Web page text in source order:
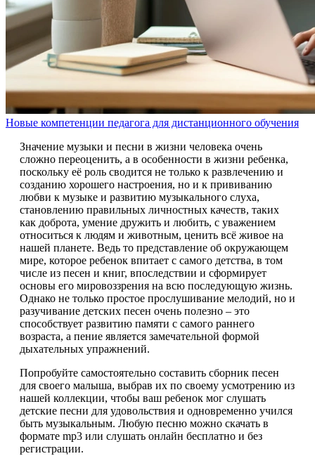
Новые компетенции педагога для дистанционного обучения
Значение музыки и песни в жизни человека очень
сложно переоценить, а в особенности в жизни ребенка,
поскольку её роль сводится не только к развлечению и
созданию хорошего настроения, но и к прививанию
любви к музыке и развитию музыкального слуха,
становлению правильных личностных качеств, таких
как доброта, умение дружить и любить, с уважением
относиться к людям и животным, ценить всё живое на
нашей планете. Ведь то представление об окружающем
мире, которое ребенок впитает с самого детства, в том
числе из песен и книг, впоследствии и сформирует
основы его мировоззрения на всю последующую жизнь.
Однако не только простое прослушивание мелодий, но и
разучивание детских песен очень полезно – это
способствует развитию памяти с самого раннего
возраста, а пение является замечательной формой
дыхательных упражнений.
Попробуйте самостоятельно составить сборник песен
для своего малыша, выбрав их по своему усмотрению из
нашей коллекции, чтобы ваш ребенок мог слушать
детские песни для удовольствия и одновременно учился
быть музыкальным. Любую песню можно скачать в
формате mp3 или слушать онлайн бесплатно и без
регистрации.